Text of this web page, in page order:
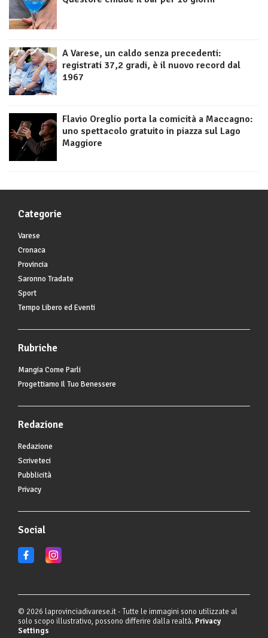
A Varese, un caldo senza precedenti:
registrati 37,2 gradi, è il nuovo record dal
1967
Flavio Oreglio porta la comicità a Maccagno:
uno spettacolo gratuito in piazza sul Lago
Maggiore
Categorie
Varese
Cronaca
Provincia
Saronno Tradate
Sport
Tempo Libero ed Eventi
Rubriche
Mangia Come Parli
Progettiamo Il Tuo Benessere
Redazione
Redazione
Scriveteci
Pubblicità
Privacy
Social
© 2026 laprovinciadivarese.it - Tutte le immagini sono utilizzate al
solo scopo illustrativo, possono differire dalla realtà. Privacy
Settings